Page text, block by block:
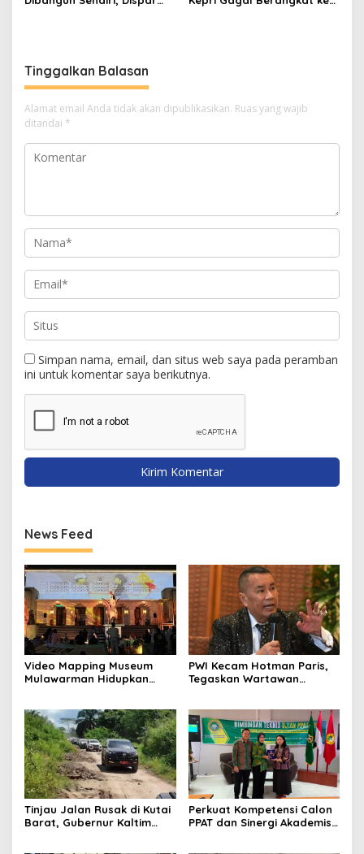
Tinggalkan Balasan
Alamat email Anda tidak akan dipublikasikan. Ruas yang wajib
ditandai *
Simpan nama, email, dan situs web saya pada peramban
ini untuk komentar saya berikutnya.
News Feed
Video Mapping Museum
Mulawarman Hidupkan
PWI Kecam Hotman Paris,
Tegaskan Wartawan
Tinjau Jalan Rusak di Kutai
Barat, Gubernur Kaltim
Perkuat Kompetensi Calon
PPAT dan Sinergi Akademis,